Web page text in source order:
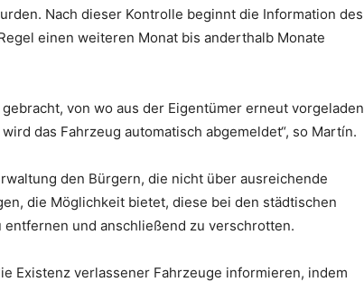
Nach dieser Kontrolle beginnt die Information des
einen weiteren Monat bis anderthalb Monate
von wo aus der Eigentümer erneut vorgeladen
das Fahrzeug automatisch abgemeldet“, so Martín.
den Bürgern, die nicht über ausreichende
die Möglichkeit bietet, diese bei den städtischen
und anschließend zu verschrotten.
Existenz verlassener Fahrzeuge informieren, indem